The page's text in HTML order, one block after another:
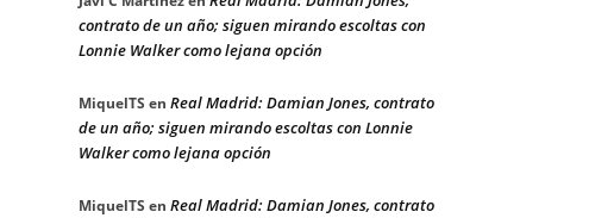
contrato de un año; siguen mirando escoltas con
Lonnie Walker como lejana opción
MiquelTS en Real Madrid: Damian Jones, contrato
de un año; siguen mirando escoltas con Lonnie
Walker como lejana opción
MiquelTS en Real Madrid: Damian Jones, contrato